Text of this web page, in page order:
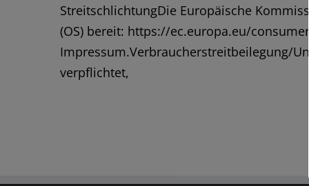
StreitschlichtungDie Europäische
(OS) bereit: https://ec.europa.eu/
Impressum.Verbraucher­streit­beilegung/
verpflichtet,